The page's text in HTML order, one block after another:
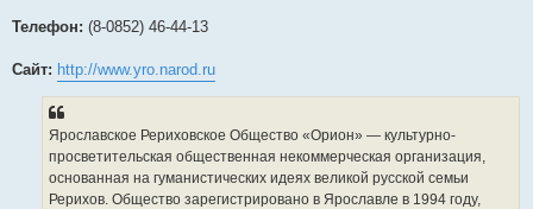
Телефон: (8-0852) 46-44-13
Сайт: http://www.yro.narod.ru
Ярославское Рериховское Общество «Орион» — культурно-
просветительская общественная некоммерческая организация,
основанная на гуманистических идеях великой русской семьи
Рерихов. Общество зарегистрировано в Ярославле в 1994 году,